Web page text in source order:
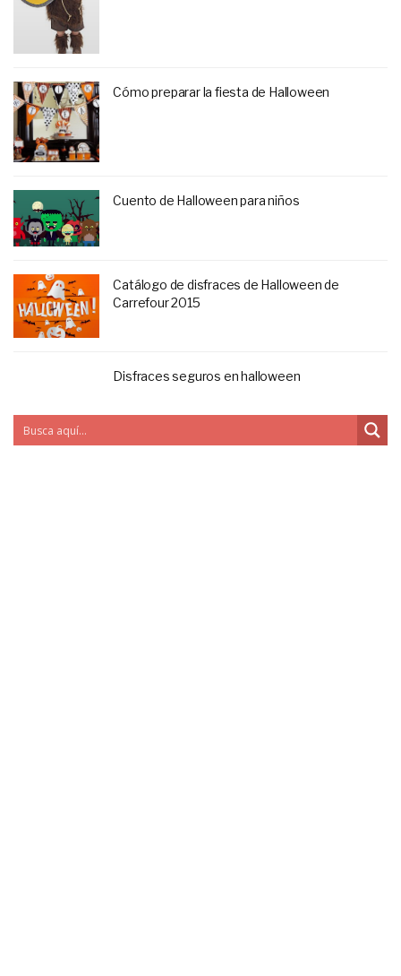
Cómo preparar la fiesta de Halloween
Cuento de Halloween para niños
Catálogo de disfraces de Halloween de
Carrefour 2015
Disfraces seguros en halloween